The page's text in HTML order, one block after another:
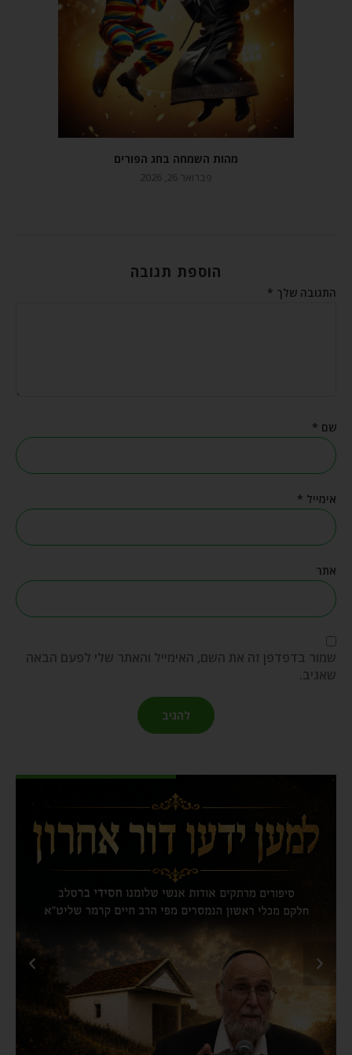
מהות השמחה בחג הפורים
פברואר 26, 2026
הוספת תגובה
התגובה שלך *
שם *
אימייל *
אתר
שמור בדפדפן זה את השם, האימייל והאתר שלי לפעם הבאה
שאגיב.